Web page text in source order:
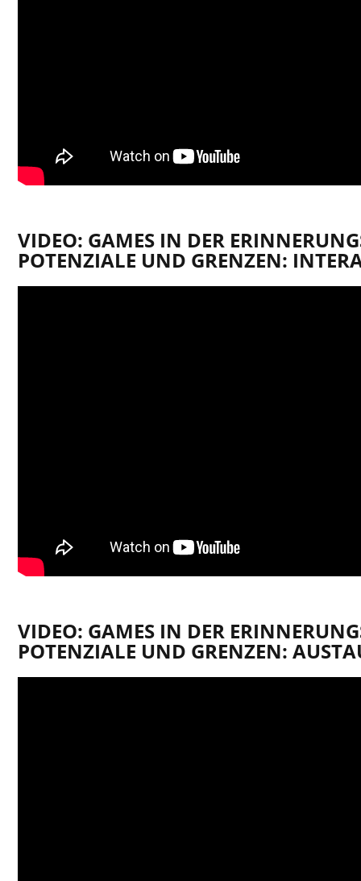
VIDEO: GAMES IN DER
POTENZIALE UND GRENZEN:
VIDEO: GAMES IN DER
POTENZIALE UND GRENZEN: